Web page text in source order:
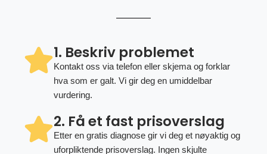
1. Beskriv problemet
Kontakt oss via telefon eller skjema og forklar
hva som er galt. Vi gir deg en umiddelbar
vurdering.
2. Få et fast prisoverslag
Etter en gratis diagnose gir vi deg et nøyaktig og
uforpliktende prisoverslag. Ingen skjulte